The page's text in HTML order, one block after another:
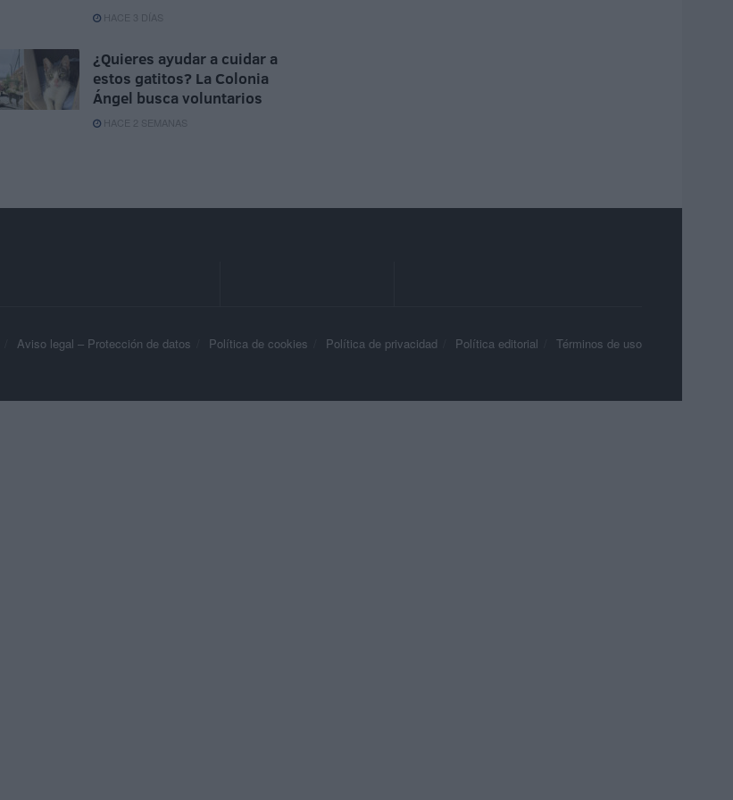
HACE 3 DÍAS
¿Quieres ayudar a cuidar a
estos gatitos? La Colonia
Ángel busca voluntarios
HACE 2 SEMANAS
Aviso legal – Protección de datos Política de cookies Política de privacidad Política editorial Términos de uso